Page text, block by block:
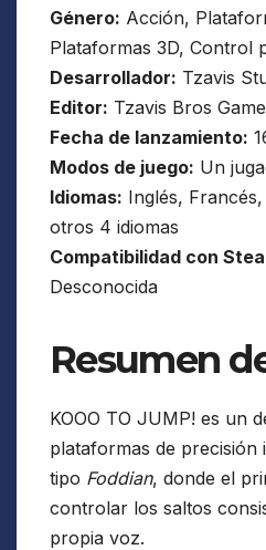
Género: Acción,
Plataformas 3D, Control
Desarrollador: Tzavis
Editor: Tzavis Bros
Fecha de lanzamiento:
Modos de juego: Un
Idiomas: Inglés,
otros 4 idiomas
Compatibilidad con
Desconocida
Resumen
KOOO TO JUMP! es un
plataformas de precisión
tipo Foddian, donde el
controlar los saltos
propia voz.